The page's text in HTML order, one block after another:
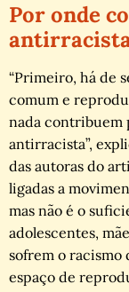
Por onde
“Primeiro, há de
comum e
nada contribuem
antirracista”,
das autoras do
ligadas a
mas não é o
adolescentes,
sofrem o racismo
espaço de